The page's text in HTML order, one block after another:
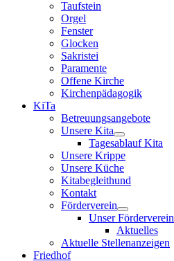
Taufstein
Orgel
Fenster
Glocken
Sakristei
Paramente
Offene Kirche
Kirchenpädagogik
KiTa
Betreuungsangebote
Unsere Kita
Tagesablauf Kita
Unsere Krippe
Unsere Küche
Kitabegleithund
Kontakt
Förderverein
Unser Förderverein
Aktuelles
Aktuelle Stellenanzeigen
Friedhof